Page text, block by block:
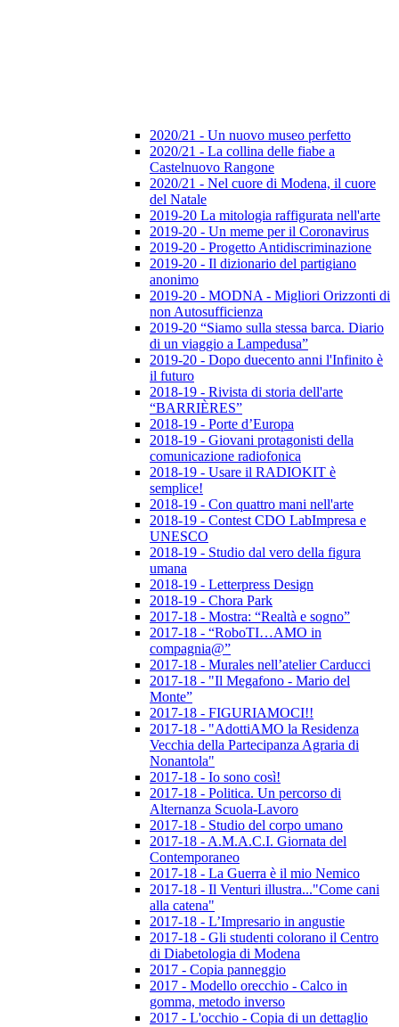
2020/21 - Un nuovo museo perfetto
2020/21 - La collina delle fiabe a
Castelnuovo Rangone
2020/21 - Nel cuore di Modena, il cuore
del Natale
2019-20 La mitologia raffigurata nell'arte
2019-20 - Un meme per il Coronavirus
2019-20 - Progetto Antidiscriminazione
2019-20 - Il dizionario del partigiano
anonimo
2019-20 - MODNA - Migliori Orizzonti di
non Autosufficienza
2019-20 “Siamo sulla stessa barca. Diario
di un viaggio a Lampedusa”
2019-20 - Dopo duecento anni l'Infinito è
il futuro
2018-19 - Rivista di storia dell'arte
“BARRIÈRES”
2018-19 - Porte d’Europa
2018-19 - Giovani protagonisti della
comunicazione radiofonica
2018-19 - Usare il RADIOKIT è
semplice!
2018-19 - Con quattro mani nell'arte
2018-19 - Contest CDO LabImpresa e
UNESCO
2018-19 - Studio dal vero della figura
umana
2018-19 - Letterpress Design
2018-19 - Chora Park
2017-18 - Mostra: “Realtà e sogno”
2017-18 - “RoboTI…AMO in
compagnia@”
2017-18 - Murales nell’atelier Carducci
2017-18 - "Il Megafono - Mario del
Monte”
2017-18 - FIGURIAMOCI!!
2017-18 - "AdottiAMO la Residenza
Vecchia della Partecipanza Agraria di
Nonantola"
2017-18 - Io sono così!
2017-18 - Politica. Un percorso di
Alternanza Scuola-Lavoro
2017-18 - Studio del corpo umano
2017-18 - A.M.A.C.I. Giornata del
Contemporaneo
2017-18 - La Guerra è il mio Nemico
2017-18 - Il Venturi illustra..."Come cani
alla catena"
2017-18 - L’Impresario in angustie
2017-18 - Gli studenti colorano il Centro
di Diabetologia di Modena
2017 - Copia panneggio
2017 - Modello orecchio - Calco in
gomma, metodo inverso
2017 - L'occhio - Copia di un dettaglio